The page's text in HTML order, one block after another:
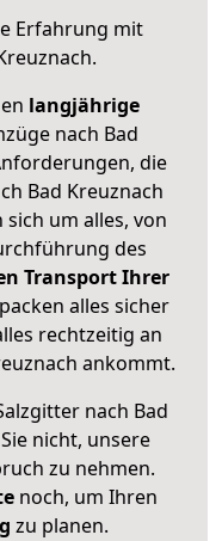
Erfahrung mit
.
langjährige
nach Bad
die
Bad Kreuznach
um alles, von
des
Transport Ihrer
alles sicher
rechtzeitig an
ankommt.
nach Bad
nicht, unsere
zu nehmen.
noch, um Ihren
zu planen.